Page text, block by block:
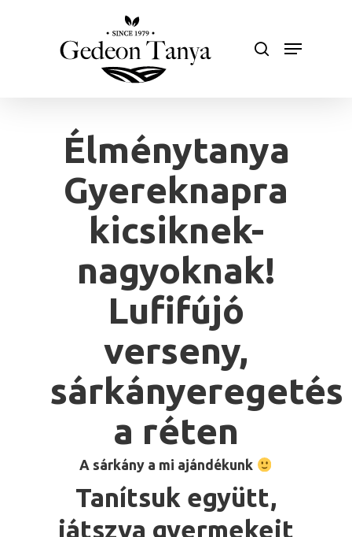
Menu
Élménytanya
Gyereknapra
kicsiknek-
nagyoknak!
Lufifújó
verseny,
sárkányeregetés
a réten
A sárkány a mi ajándékunk
Tanítsuk együtt,
játszva gyermekeit